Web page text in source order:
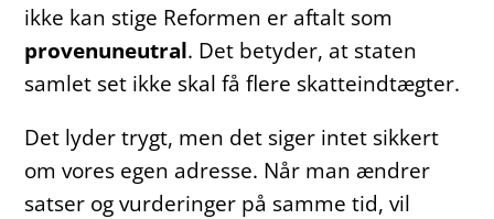
ikke kan stige Reformen er aftalt som
provenuneutral. Det betyder, at staten
samlet set ikke skal få flere skatteindtægter.
Det lyder trygt, men det siger intet sikkert
om vores egen adresse. Når man ændrer
satser og vurderinger på samme tid, vil